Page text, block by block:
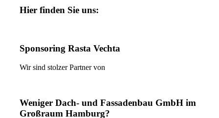
Hier finden Sie uns:
Sponsoring Rasta Vechta
Wir sind stolzer Partner von
Weniger Dach- und Fassadenbau GmbH im
Großraum Hamburg?